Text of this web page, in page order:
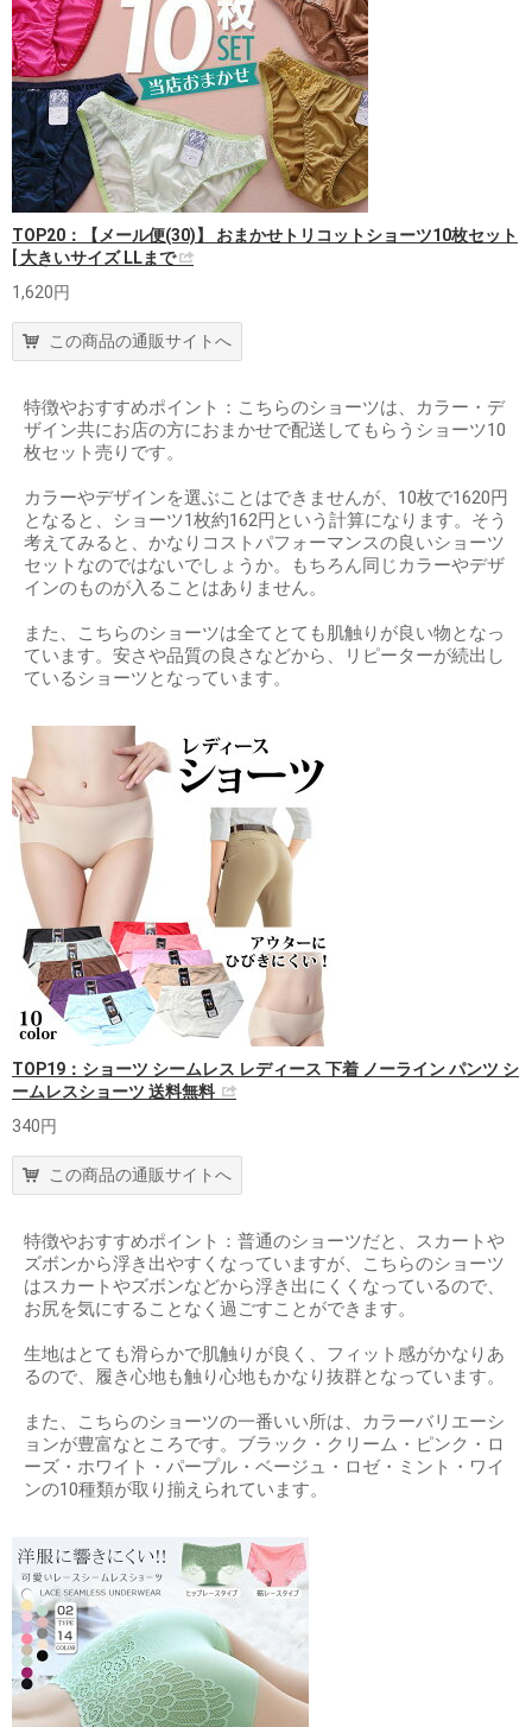
TOP20：【メール便(30)】 おまかせトリコットショーツ10枚セット
[ 大きいサイズ LLまで
1,620円
この商品の通販サイトへ
特徴やおすすめポイント：こちらのショーツは、カラー・デ
ザイン共にお店の方におまかせで配送してもらうショーツ10
枚セット売りです。
カラーやデザインを選ぶことはできませんが、10枚で1620円
となると、ショーツ1枚約162円という計算になります。そう
考えてみると、かなりコストパフォーマンスの良いショーツ
セットなのではないでしょうか。もちろん同じカラーやデザ
インのものが入ることはありません。
また、こちらのショーツは全てとても肌触りが良い物となっ
ています。安さや品質の良さなどから、リピーターが続出し
ているショーツとなっています。
TOP19：ショーツ シームレス レディース 下着 ノーライン パンツ シ
ームレスショーツ 送料無料
340円
この商品の通販サイトへ
特徴やおすすめポイント：普通のショーツだと、スカートや
ズボンから浮き出やすくなっていますが、こちらのショーツ
はスカートやズボンなどから浮き出にくくなっているので、
お尻を気にすることなく過ごすことができます。
生地はとても滑らかで肌触りが良く、フィット感がかなりあ
るので、履き心地も触り心地もかなり抜群となっています。
また、こちらのショーツの一番いい所は、カラーバリエーシ
ョンが豊富なところです。ブラック・クリーム・ピンク・ロ
ーズ・ホワイト・パープル・ベージュ・ロゼ・ミント・ワイ
ンの10種類が取り揃えられています。